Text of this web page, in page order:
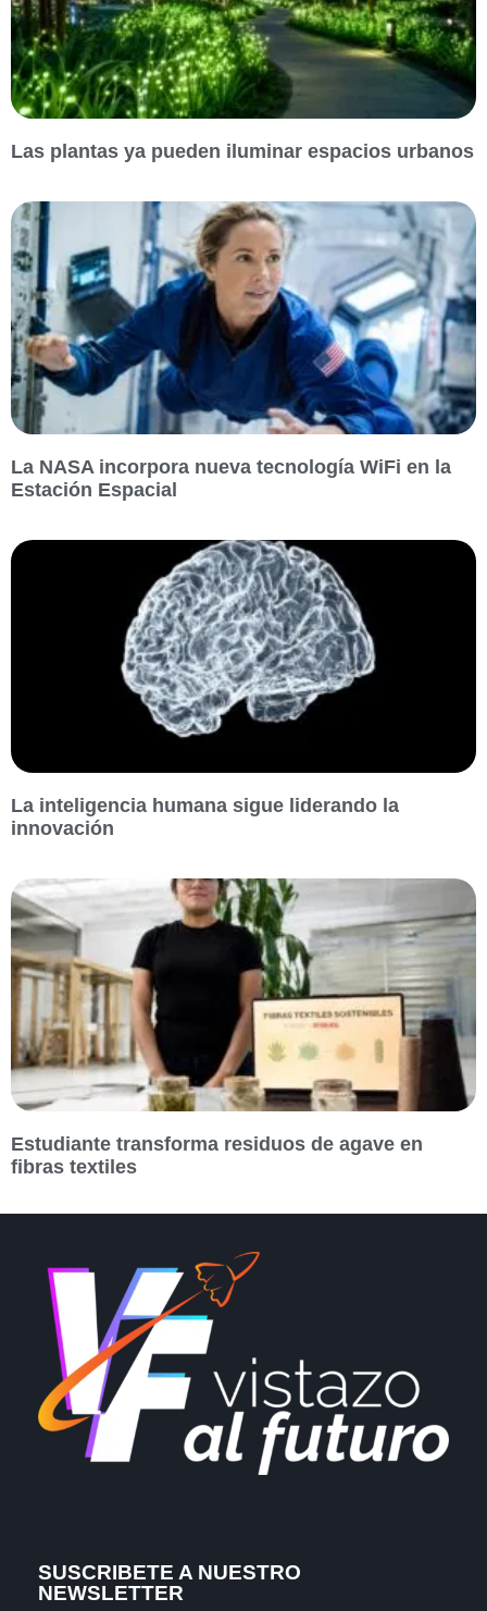
Las plantas ya pueden iluminar espacios urbanos
La NASA incorpora nueva tecnología WiFi en la
Estación Espacial
La inteligencia humana sigue liderando la
innovación
Estudiante transforma residuos de agave en
fibras textiles
SUSCRIBETE A NUESTRO
NEWSLETTER